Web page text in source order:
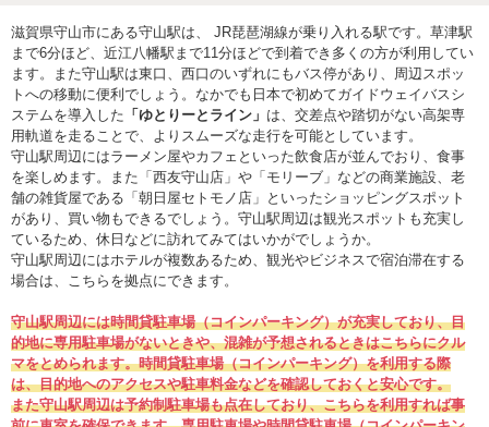
滋賀県守山市にある守山駅は、 JR琵琶湖線が乗り入れる駅です。草津駅
まで6分ほど、近江八幡駅まで11分ほどで到着でき多くの方が利用してい
ます。また守山駅は東口、西口のいずれにもバス停があり、周辺スポッ
トへの移動に便利でしょう。なかでも日本で初めてガイドウェイバスシ
ステムを導入した 「ゆとりーとライン」 は、交差点や踏切がない高架専
用軌道を走ることで、よりスムーズな走行を可能としています。
守山駅周辺にはラーメン屋やカフェといった飲食店が並んでおり、食事
を楽しめます。また「西友守山店」や「モリーブ」などの商業施設、老
舗の雑貨屋である「朝日屋セトモノ店」といったショッピングスポット
があり、買い物もできるでしょう。守山駅周辺は観光スポットも充実し
ているため、休日などに訪れてみてはいかがでしょうか。
守山駅周辺にはホテルが複数あるため、観光やビジネスで宿泊滞在する
場合は、こちらを拠点にできます。
守山駅周辺には時間貸駐車場（コインパーキング）が充実しており、目
的地に専用駐車場がないときや、混雑が予想されるときはこちらにクル
マをとめられます。時間貸駐車場（コインパーキング）を利用する際
は、目的地へのアクセスや駐車料金などを確認しておくと安心です。
また守山駅周辺は予約制駐車場も点在しており、こちらを利用すれば事